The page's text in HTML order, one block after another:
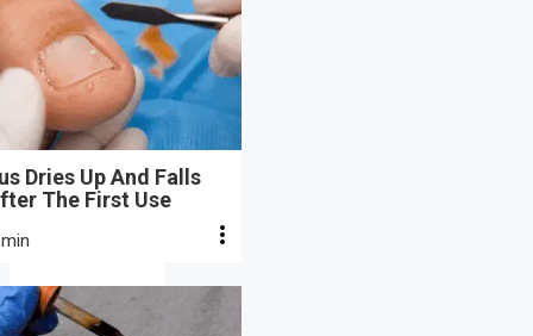
Dries Up And Falls
The First Use